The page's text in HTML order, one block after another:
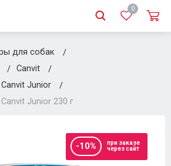
0
для собак
Canvit
Junior
Junior 230 г
-10%
при заказе
через сайт